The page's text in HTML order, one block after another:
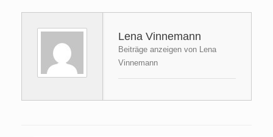
Lena Vinnemann
Beiträge anzeigen von Lena
Vinnemann